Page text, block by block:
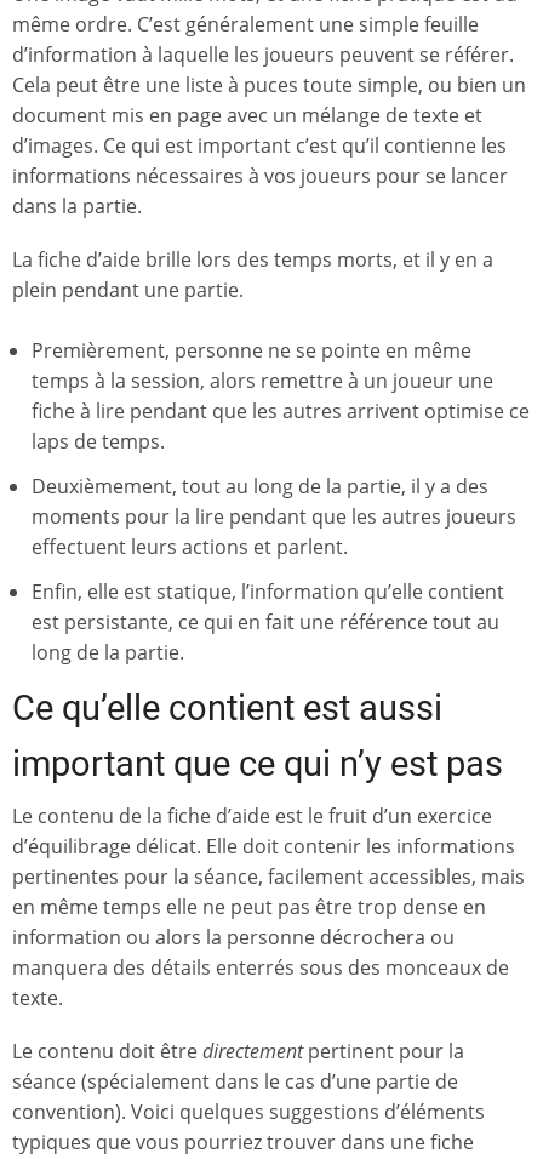
même ordre. C’est généralement une simple feuille
d’information à laquelle les joueurs peuvent se référer.
Cela peut être une liste à puces toute simple, ou bien un
document mis en page avec un mélange de texte et
d’images. Ce qui est important c’est qu’il contienne les
informations nécessaires à vos joueurs pour se lancer
dans la partie.
La fiche d’aide brille lors des temps morts, et il y en a
plein pendant une partie.
Premièrement, personne ne se pointe en même
temps à la session, alors remettre à un joueur une
fiche à lire pendant que les autres arrivent optimise ce
laps de temps.
Deuxièmement, tout au long de la partie, il y a des
moments pour la lire pendant que les autres joueurs
effectuent leurs actions et parlent.
Enfin, elle est statique, l’information qu’elle contient
est persistante, ce qui en fait une référence tout au
long de la partie.
Ce qu’elle contient est aussi
important que ce qui n’y est pas
Le contenu de la fiche d’aide est le fruit d’un exercice
d’équilibrage délicat. Elle doit contenir les informations
pertinentes pour la séance, facilement accessibles, mais
en même temps elle ne peut pas être trop dense en
information ou alors la personne décrochera ou
manquera des détails enterrés sous des monceaux de
texte.
Le contenu doit êtredirectementpertinent pour la
séance (spécialement dans le cas d’une partie de
convention). Voici quelques suggestions d’éléments
typiques que vous pourriez trouver dans une fiche